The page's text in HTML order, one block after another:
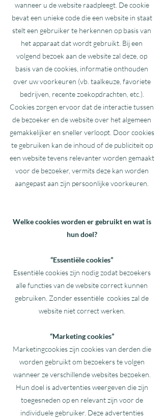
wanneer u de website raadpleegt. De cookie
bevat een unieke code die een website in staat
stelt een gebruiker te herkennen op basis van
het apparaat dat wordt gebruikt. Bij een
volgend bezoek aan de website zal deze, op
basis van de cookies, informatie onthouden
over uw voorkeuren (vb. taalkeuze, favoriete
bedrijven, recente zoekopdrachten, etc.).
Cookies zorgen ervoor dat de interactie tussen
de bezoeker en de website over het algemeen
gemakkelijker en sneller verloopt. Door cookies
te gebruiken kan de inhoud of de publiciteit op
een website tevens relevanter worden gemaakt
voor de bezoeker, vermits deze kan worden
aangepast aan zijn persoonlijke voorkeuren.
Welke cookies worden er gebruikt en wat is
hun doel?
“Essentiële cookies”
Essentiële cookies zijn nodig zodat bezoekers
alle functies van de website correct kunnen
gebruiken. Zonder essentiële cookies zal de
website niet correct werken.
“Marketing cookies”
Marketingcookies zijn cookies van derden die
worden gebruikt om bezoekers te volgen
wanneer ze verschillende websites bezoeken.
Hun doel is advertenties weergeven die zijn
toegesneden op en relevant zijn voor de
individuele gebruiker. Deze advertenties